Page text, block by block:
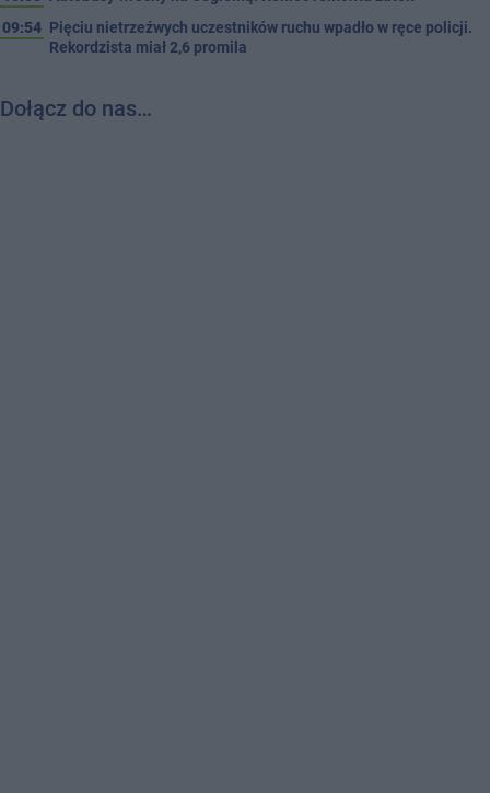
09:54 Pięciu nietrzeźwych uczestników ruchu wpadło w ręce policji.
Rekordzista miał 2,6 promila
Dołącz do nas…